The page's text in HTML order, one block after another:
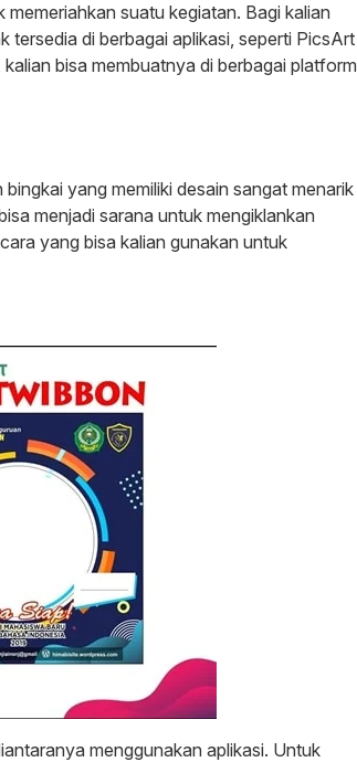
suatu kegiatan. Bagi kalian
tersedia di berbagai aplikasi, seperti PicsArt
bisa membuatnya di berbagai platform
yang memiliki desain sangat menarik
menjadi sarana untuk mengiklankan
yang bisa kalian gunakan untuk
menggunakan aplikasi. Untuk